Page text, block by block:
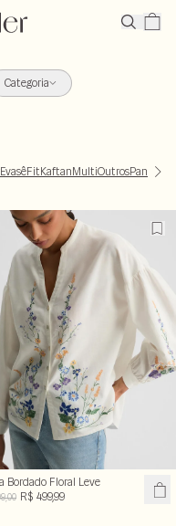
Categoria
EvasêFitKaftanMultiOutros
Bordado Floral Leve
R$ 499,99